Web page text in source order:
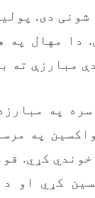
شونی دی.
دا مهال په
مبارزې ته
په
په
کړي.
کړي او